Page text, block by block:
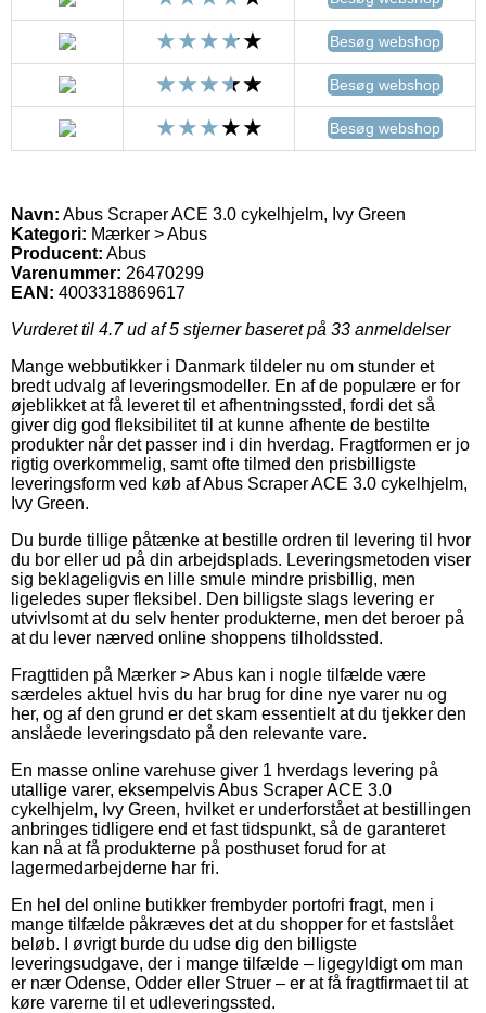
Besøg webshop
Besøg webshop
Besøg webshop
Navn: Abus Scraper ACE 3.0 cykelhjelm, Ivy Green
Kategori: Mærker > Abus
Producent: Abus
Varenummer: 26470299
EAN: 4003318869617
Vurderet til 4.7ud af 5 stjerner baseret på 33 anmeldelser
Mange webbutikker i Danmark tildeler nu om stunder et
bredt udvalg af leveringsmodeller. En af de populære er for
øjeblikket at få leveret til et afhentningssted, fordi det så
giver dig god fleksibilitet til at kunne afhente de bestilte
produkter når det passer ind i din hverdag. Fragtformen er jo
rigtig overkommelig, samt ofte tilmed den prisbilligste
leveringsform ved køb af Abus Scraper ACE 3.0 cykelhjelm,
Ivy Green.
Du burde tillige påtænke at bestille ordren til levering til hvor
du bor eller ud på din arbejdsplads. Leveringsmetoden viser
sig beklageligvis en lille smule mindre prisbillig, men
ligeledes super fleksibel. Den billigste slags levering er
utvivlsomt at du selv henter produkterne, men det beroer på
at du lever nærved online shoppens tilholdssted.
Fragttiden på Mærker > Abus kan i nogle tilfælde være
særdeles aktuel hvis du har brug for dine nye varer nu og
her, og af den grund er det skam essentielt at du tjekker den
anslåede leveringsdato på den relevante vare.
En masse online varehuse giver 1 hverdags levering på
utallige varer, eksempelvis Abus Scraper ACE 3.0
cykelhjelm, Ivy Green, hvilket er underforstået at bestillingen
anbringes tidligere end et fast tidspunkt, så de garanteret
kan nå at få produkterne på posthuset forud for at
lagermedarbejderne har fri.
En hel del online butikker frembyder portofri fragt, men i
mange tilfælde påkræves det at du shopper for et fastslået
beløb. I øvrigt burde du udse dig den billigste
leveringsudgave, der i mange tilfælde – ligegyldigt om man
er nær Odense, Odder eller Struer – er at få fragtfirmaet til at
køre varerne til et udleveringssted.